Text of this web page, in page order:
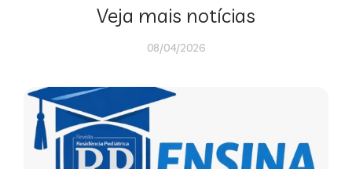
Veja mais notícias
08/04/2026